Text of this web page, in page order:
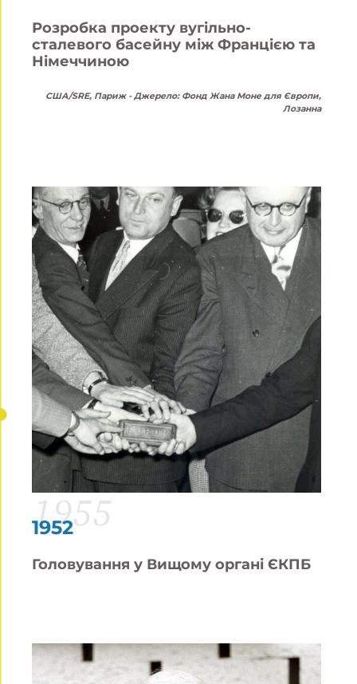
Розробка проекту вугільно-
сталевого басейну між Францією та
Німеччиною
США/SRE, Париж - Джерело: Фонд Жана Моне для Європи,
Лозанна
1952
1955
Головування у Вищому органі ЄКПБ